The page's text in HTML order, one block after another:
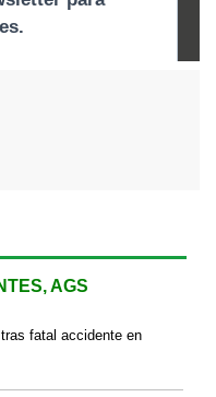
AGS
fatal accidente en